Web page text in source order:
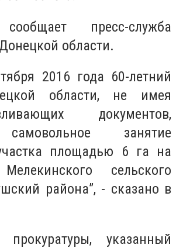
пресс-служба
области.
2016 года 60-летний
области, не имея
документов,
занятие
площадью 6 га на
сельского
района”, - сказано в
указанный